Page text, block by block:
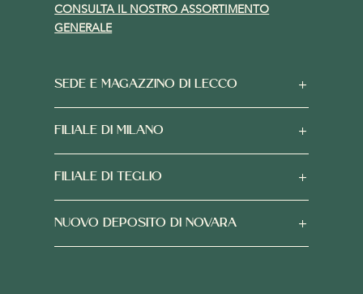
CONSULTA IL NOSTRO ASSORTIMENTO
GENERALE
SEDE E MAGAZZINO DI LECCO
FILIALE DI MILANO
FILIALE DI TEGLIO
NUOVO DEPOSITO DI NOVARA